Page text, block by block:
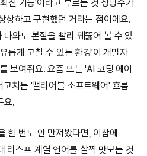
신 기능'이라고 부르는 것 상당수가
상하고 구현했던 거라는 점이에요.
와도 본질을 빨리 꿰뚫어 볼 수 있
롭게 고칠 수 있는 환경'이 개발자
보여줘요. 요즘 뜨는 'AI 코딩 에이
치는 '맬리어블 소프트웨어' 흐름
요.
한 번도 안 만져봤다면, 이참에
스프 계열 언어를 살짝 맛보는 것